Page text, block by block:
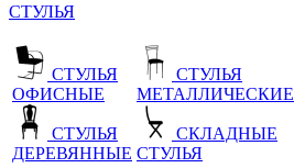
СТУЛЬЯ
СТУЛЬЯ
ОФИСНЫЕ
СТУЛЬЯ
ДЕРЕВЯННЫЕ
СТУЛЬЯ
МЕТАЛЛИЧЕСКИЕ
СКЛАДНЫЕ
СТУЛЬЯ